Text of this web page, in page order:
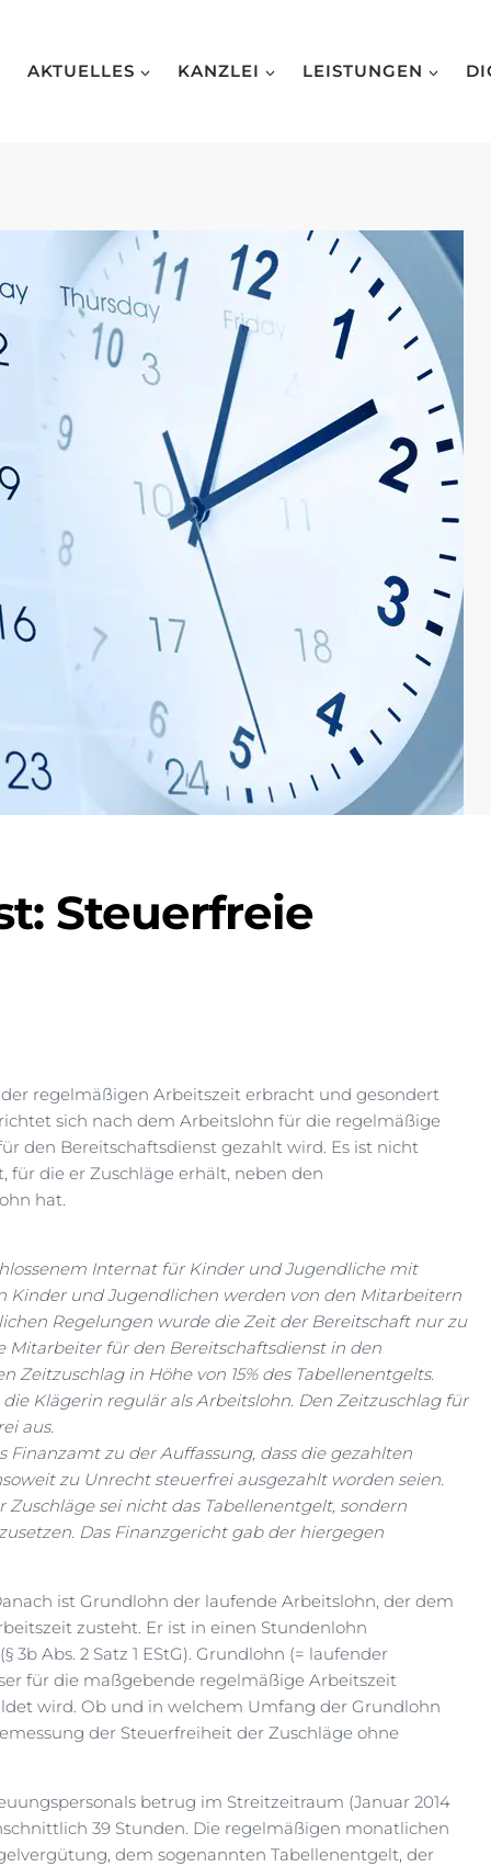
AKTUELLES KANZLEI LEISTUNGEN
Steuerfreie
regelmäßigen Arbeitszeit erbracht und gesondert
sich nach dem Arbeitslohn für die regelmäßige
den Bereitschaftsdienst gezahlt wird. Es ist nicht
für die er Zuschläge erhält, neben den
hat.
Internat für Kinder und Jugendliche mit
und Jugendlichen werden von den Mitarbeitern
Regelungen wurde die Zeit der Bereitschaft nur zu
Mitarbeiter für den Bereitschaftsdienst in den
in Höhe von 15% des Tabellenentgelts.
Klägerin regulär als Arbeitslohn. Den Zeitzuschlag für
aus.
zu der Auffassung, dass die gezahlten
zu Unrecht steuerfrei ausgezahlt worden seien.
sei nicht das Tabellenentgelt, sondern
Das Finanzgericht gab der hiergegen
ist Grundlohn der laufende Arbeitslohn, der dem
zusteht. Er ist in einen Stundenlohn
Abs. 2 Satz 1 EStG). Grundlohn (= laufender
für die maßgebende regelmäßige Arbeitszeit
wird. Ob und in welchem Umfang der Grundlohn
der Steuerfreiheit der Zuschläge ohne
betrug im Streitzeitraum (Januar 2014
39 Stunden. Die regelmäßigen monatlichen
dem sogenannten Tabellenentgelt, der